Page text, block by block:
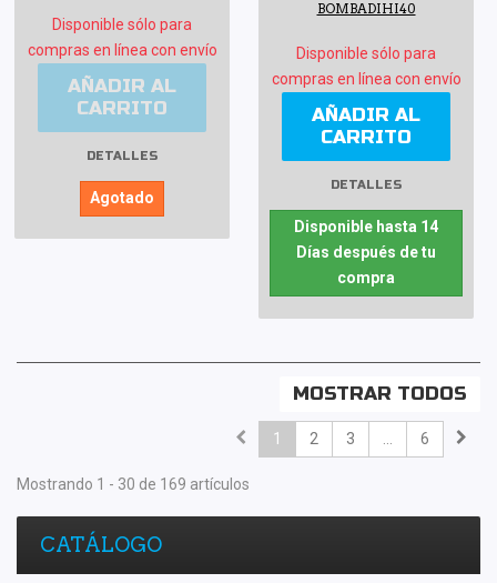
Disponible sólo para
compras en línea con envío
AÑADIR AL
CARRITO
DETALLES
Agotado
BOMBADIHI40
Disponible sólo para
compras en línea con envío
AÑADIR AL
CARRITO
DETALLES
Disponible hasta 14
Días después de tu
compra
MOSTRAR TODOS
1 2 3 ... 6
Mostrando 1 - 30 de 169 artículos
CATÁLOGO